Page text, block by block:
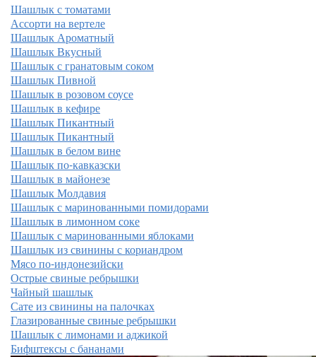
Шашлык с томатами
Ассорти на вертеле
Шашлык Ароматный
Шашлык Вкусный
Шашлык с гранатовым соком
Шашлык Пивной
Шашлык в розовом соусе
Шашлык в кефире
Шашлык Пикантный
Шашлык Пикантный
Шашлык в белом вине
Шашлык по-кавказски
Шашлык в майонезе
Шашлык Молдавия
Шашлык с маринованными помидорами
Шашлык в лимонном соке
Шашлык с маринованными яблоками
Шашлык из свинины с кориандром
Мясо по-индонезийски
Острые свиные ребрышки
Чайный шашлык
Сате из свинины на палочках
Глазированные свиные ребрышки
Шашлык с лимонами и аджикой
Бифштексы с бананами